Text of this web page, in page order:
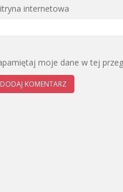
internetowa
moje dane w tej